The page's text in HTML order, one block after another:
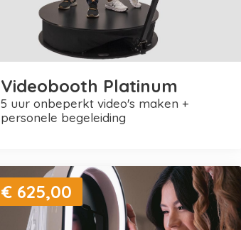
Videobooth Platinum
5 uur onbeperkt video's maken +
personele begeleiding
€ 625,00